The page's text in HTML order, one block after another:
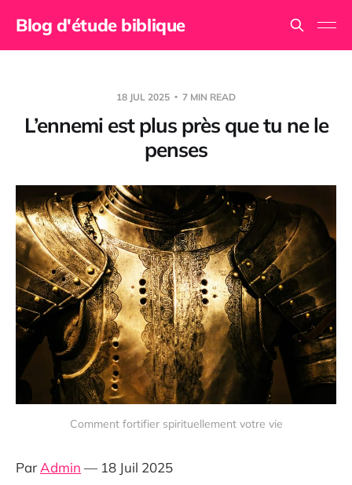
Blog d'étude biblique
18 JUL 2025 7 MIN READ
L’ennemi est plus près que tu ne le
penses
Comment fortifier spirituellement votre vie
Par Admin — 18 Juil 2025